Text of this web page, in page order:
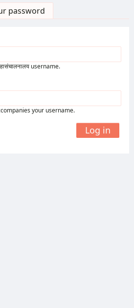
password
username.
your username.